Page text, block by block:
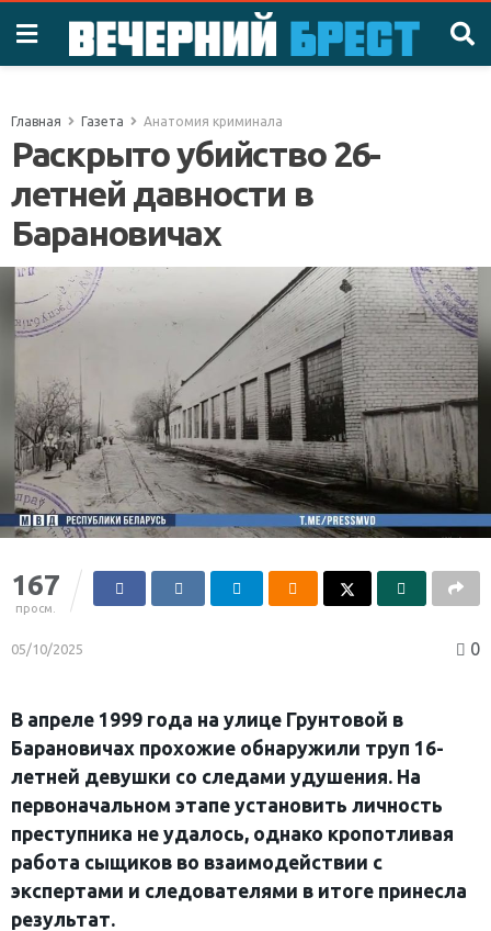
Главная Газета Анатомия криминала
Раскрыто убийство 26-
летней давности в
Барановичах
167
просм.
05/10/2025 0
В апреле 1999 года на улице Грунтовой в
Барановичах прохожие обнаружили труп 16-
летней девушки со следами удушения. На
первоначальном этапе установить личность
преступника не удалось, однако кропотливая
работа сыщиков во взаимодействии с
экспертами и следователями в итоге принесла
результат.